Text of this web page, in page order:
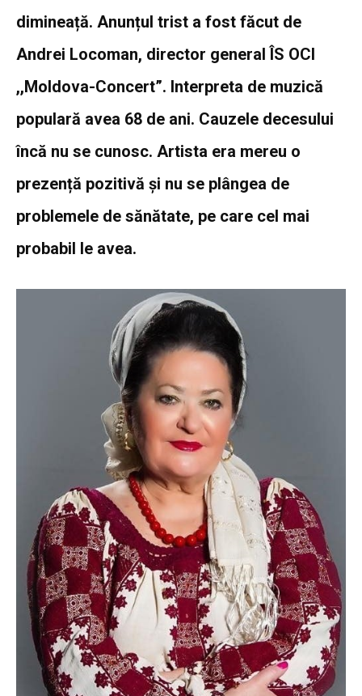
dimineață. Anunțul trist a fost făcut de
Andrei Locoman, director general ÎS OCI
,,Moldova-Concert”. Interpreta de muzică
populară avea 68 de ani. Cauzele decesului
încă nu se cunosc. Artista era mereu o
prezență pozitivă și nu se plângea de
problemele de sănătate, pe care cel mai
probabil le avea.